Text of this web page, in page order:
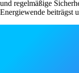
und regelmäßige
Energiewende beiträgst